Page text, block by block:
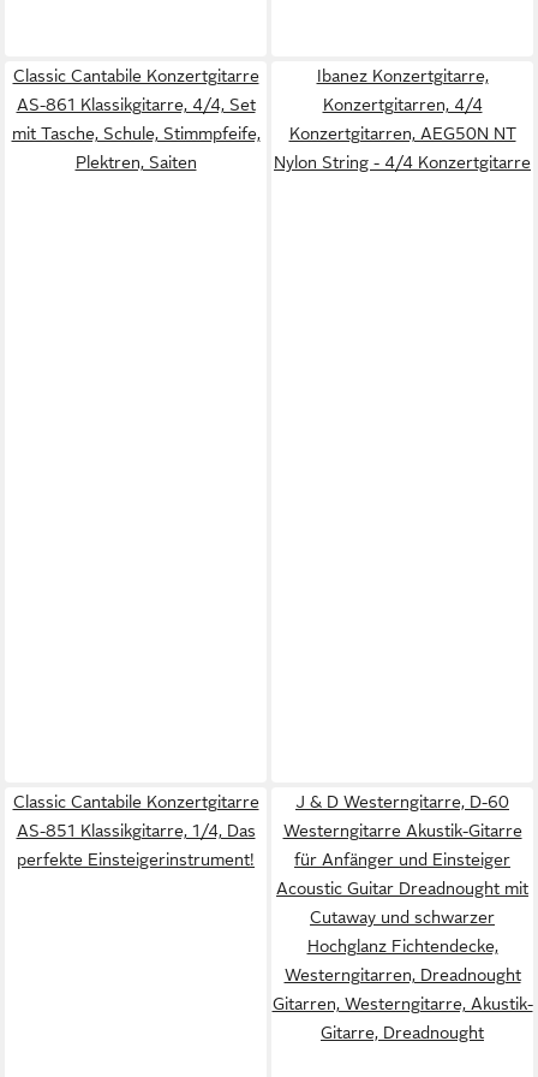
Classic Cantabile Konzertgitarre
AS-861 Klassikgitarre, 4/4, Set
mit Tasche, Schule, Stimmpfeife,
Plektren, Saiten
Ibanez Konzertgitarre,
Konzertgitarren, 4/4
Konzertgitarren, AEG50N NT
Nylon String - 4/4 Konzertgitarre
Classic Cantabile Konzertgitarre
AS-851 Klassikgitarre, 1/4, Das
perfekte Einsteigerinstrument!
J & D Westerngitarre, D-60
Westerngitarre Akustik-Gitarre
für Anfänger und Einsteiger
Acoustic Guitar Dreadnought mit
Cutaway und schwarzer
Hochglanz Fichtendecke,
Westerngitarren, Dreadnought
Gitarren, Westerngitarre, Akustik-
Gitarre, Dreadnought